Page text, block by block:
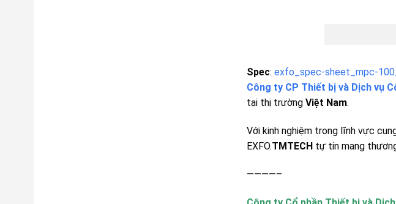
Spec: exfo_spec-sheet_mpc-
Công ty CP Thiết bị và Dịch vụ
tại thị trường Việt Nam.
Với kinh nghiệm trong lĩnh vực
EXFO.TMTECH tự tin mang
————–